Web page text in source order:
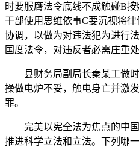
时要服膺法令底线不成触碰B
干部使用思维依事C要沉视将
协调，以做为对违法犯为进行
国度法令，对违反者必需庄重处
县财务局副局长秦某工做时
操做电炉不妥，触电身亡并激
罪。
完美以宪全法为焦点的中国
推进科学立法和立法。下列哪